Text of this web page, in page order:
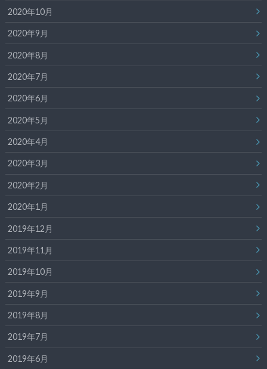
2020年10月
2020年9月
2020年8月
2020年7月
2020年6月
2020年5月
2020年4月
2020年3月
2020年2月
2020年1月
2019年12月
2019年11月
2019年10月
2019年9月
2019年8月
2019年7月
2019年6月